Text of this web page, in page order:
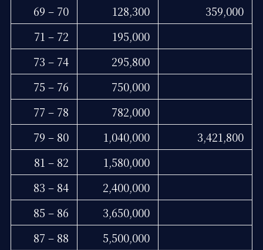
69 – 70 128,300
359,000
71 – 72
195,000
73 – 74
295,800
75 – 76
750,000
77 – 78
782,000
79 – 80
1,040,000
3,421,800
81 – 82
1,580,000
83 – 84
2,400,000
85 – 86
3,650,000
87 – 88
5,500,000